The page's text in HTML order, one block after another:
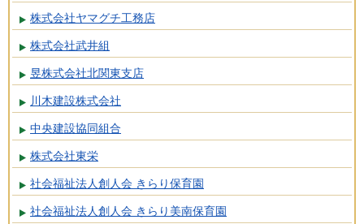
株式会社ヤマグチ工務店
株式会社武井組
昱株式会社北関東支店
川木建設株式会社
中央建設協同組合
株式会社東栄
社会福祉法人創人会 きらり保育園
社会福祉法人創人会 きらり美南保育園